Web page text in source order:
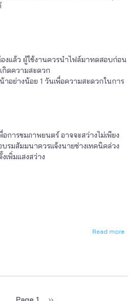
องแล้ว ผู้ใช้งานควรนำไฟล์มาทดสอบก่อน
กิดความสะดวก
าอย่างน้อย 1 วันเพื่อความสะดวกในการ
อการชมภาพยนตร์ อาจจะสว่างไม่เพียง
รมสัมมนาควรแจ้งนายช่างเทคนิคล่วง
เพิ่มแสงสว่าง
Read more
ควร